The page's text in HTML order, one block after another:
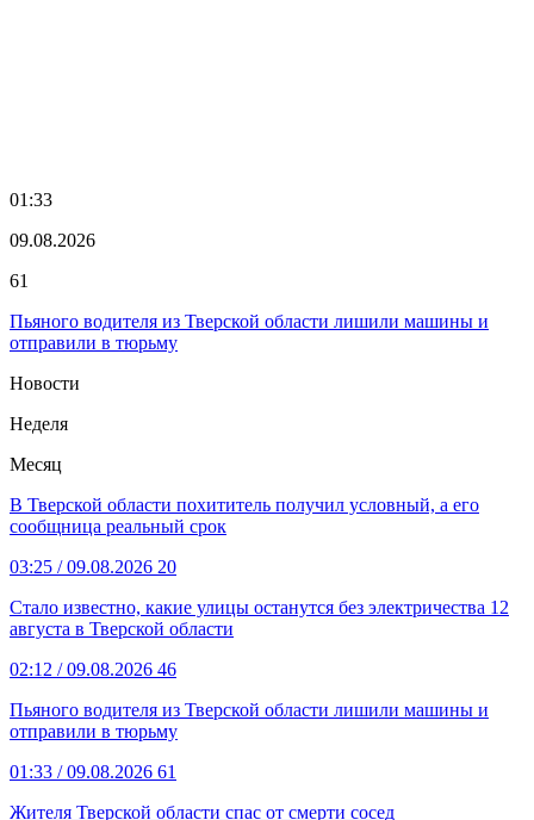
01:33
09.08.2026
61
Пьяного водителя из Тверской области лишили машины и
отправили в тюрьму
Новости
Неделя
Месяц
В Тверской области похититель получил условный, а его
сообщница реальный срок
03:25 / 09.08.2026 20
Стало известно, какие улицы останутся без электричества 12
августа в Тверской области
02:12 / 09.08.2026 46
Пьяного водителя из Тверской области лишили машины и
отправили в тюрьму
01:33 / 09.08.2026 61
Жителя Тверской области спас от смерти сосед